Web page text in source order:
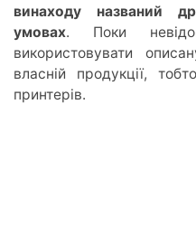
винаходу названий
умовах. Поки
використовувати
власній продукції,
принтерів.